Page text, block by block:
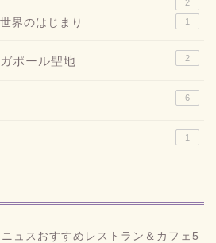
2
界のはじまり 1
ポール聖地 2
6
1
ュスおすすめレストラン＆カフェ5